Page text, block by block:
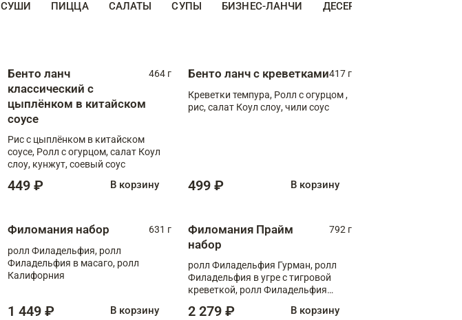
СУШИ ПИЦЦА САЛАТЫ СУПЫ БИЗНЕС-ЛАНЧИ ДЕСЕРТЫ
Бенто ланч
классический с
цыплёнком в китайском
соусе
464 г
Рис с цыплёнком в китайском
соусе, Ролл с огурцом, салат Коул
слоу, кунжут, соевый соус
449 ₽ В корзину
Бенто ланч с креветками417 г
Креветки темпура, Ролл с огурцом ,
рис, салат Коул слоу, чили соус
499 ₽ В корзину
Филомания набор
631 г
ролл Филадельфия, ролл
Филадельфия в масаго, ролл
Калифорния
1 449 ₽ В корзину
Филомания Прайм
набор
792 г
ролл Филадельфия Гурман, ролл
Филадельфия в угре с тигровой
креветкой, ролл Филадельфия
2 279 ₽ В корзину